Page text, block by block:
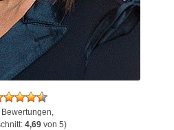
4,69von 5)